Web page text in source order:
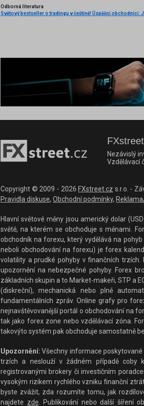
Odborná literatura
Nezávislý
Vzdělávací
Copyright © 2009 - 2026 FXstreet.cz s.r.o. -
Pravidla diskuse, Obchodní podmínky,
Hlavní světové měny jsou americký dolar
světě, na kterém se obchoduje s měnami.
obchodník na forexu, který vydělává na
neboli obchodování na forexu) je forex
volatility a prudké pohyby v finančních
upozornění na nebezpečné pohyby. Forex
základních skupin a to Market-makeři, STP a
(diskreční), mechanická nebo plně
fundamentálních zpráv. Online grafy pro
nejnavštěvovanější portál o obchodování na
tak jako forex zone nebo vzdělávací zóna.
takovýto systém pak obchoduje samostatně
Upozornění: Všechny informace
trzích a neslouží v žádném případě coby
registrovanými brokery či investičním
vysokým rizikem rychlého vzniku finanční
byste zvážit, zda rozumíte tomu, jak
najdete zde. Publikování nebo další šíření